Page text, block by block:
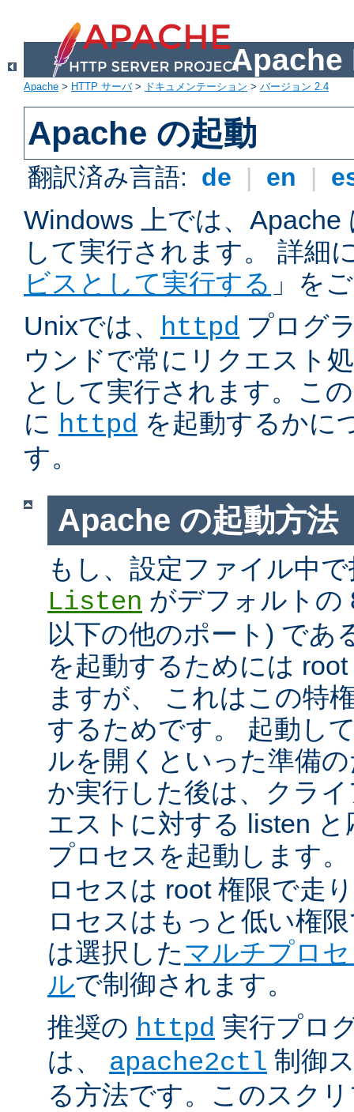
Apache
Apache > HTTP サーバ> ドキュメンテーション > バージョン 2.4
Apache の起動
翻訳済み言語: de | en |
Windows 上では、
して実行されます。 詳細
ビスとして実行する 」を
Unixでは、 httpd プログ
ウンドで常にリクエスト
として実行されます。こ
に httpd を起動するかに
す。
Apache の起動方法
もし、設定ファイル中
Listen がデフォルトの
以下の他のポート) であ
を起動するためには
ますが、 これはこの特
するためです。 起動し
ルを開くといった準備
か実行した後は、クラ
エストに対する listen
プロセスを起動します
ロセスは root 権限で走
ロセスはもっと低い権
は選択したマルチプロ
ルで制御されます。
推奨の httpd 実行プロ
は、 apache2ctl 制御
る方法です。このスク